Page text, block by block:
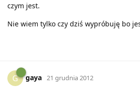
czym jest.
Nie wiem tylko czy dziś wypróbuję bo
G gaya 21 grudnia 2012